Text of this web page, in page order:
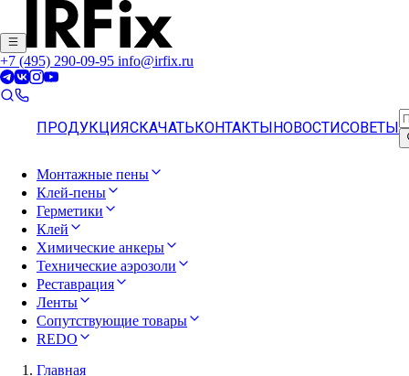
+7 (495) 290-09-95 info@irfix.ru
ПРОДУКЦИЯСКАЧАТЬКОНТАКТЫ НОВОСТИСОВЕТЫ
Монтажные пены
Клей-пены
Герметики
Клей
Химические анкеры
Технические аэрозоли
Реставрация
Ленты
Сопутствующие товары
REDO
Главная